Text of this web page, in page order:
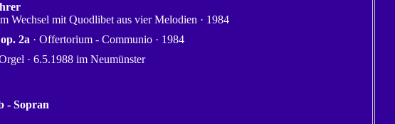
Wechsel mit Quodlibet aus vier Melodien · 1984
2a · Offertorium - Communio · 1984
· 6.5.1988 im Neumünster
- Sopran